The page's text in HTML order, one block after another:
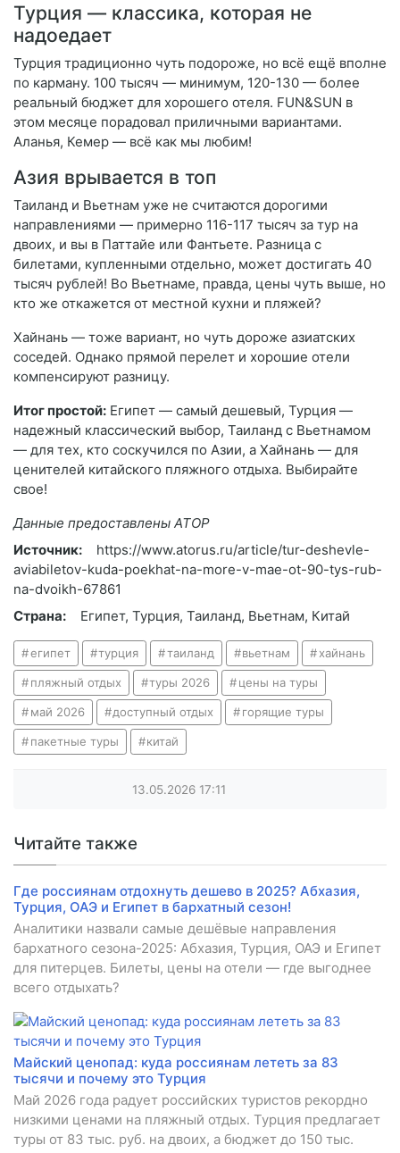
Турция — классика, которая не
надоедает
Турция традиционно чуть подороже, но всё ещё вполне
по карману. 100 тысяч — минимум, 120-130 — более
реальный бюджет для хорошего отеля. FUN&SUN в
этом месяце порадовал приличными вариантами.
Аланья, Кемер — всё как мы любим!
Азия врывается в топ
Таиланд и Вьетнам уже не считаются дорогими
направлениями — примерно 116-117 тысяч за тур на
двоих, и вы в Паттайе или Фантьете. Разница с
билетами, купленными отдельно, может достигать 40
тысяч рублей! Во Вьетнаме, правда, цены чуть выше, но
кто же откажется от местной кухни и пляжей?
Хайнань — тоже вариант, но чуть дороже азиатских
соседей. Однако прямой перелет и хорошие отели
компенсируют разницу.
Итог простой: Египет — самый дешевый, Турция —
надежный классический выбор, Таиланд с Вьетнамом
— для тех, кто соскучился по Азии, а Хайнань — для
ценителей китайского пляжного отдыха. Выбирайте
свое!
Данные предоставлены АТОР
Источник:
https://www.atorus.ru/article/tur-deshevle-
aviabiletov-kuda-poekhat-na-more-v-mae-ot-90-tys-rub-
na-dvoikh-67861
Страна:
Египет, Турция, Таиланд, Вьетнам, Китай
египет турция таиланд вьетнам хайнань
пляжный отдых туры 2026 цены на туры
май 2026 доступный отдых горящие туры
пакетные туры китай
13.05.2026 17:11
Читайте также
Где россиянам отдохнуть дешево в 2025? Абхазия,
Турция, ОАЭ и Египет в бархатный сезон!
Аналитики назвали самые дешёвые направления
бархатного сезона-2025: Абхазия, Турция, ОАЭ и Египет
для питерцев. Билеты, цены на отели — где выгоднее
всего отдыхать?
Майский ценопад: куда россиянам лететь за 83
тысячи и почему это Турция
Май 2026 года радует российских туристов рекордно
низкими ценами на пляжный отдых. Турция предлагает
туры от 83 тыс. руб. на двоих, а бюджет до 150 тыс.